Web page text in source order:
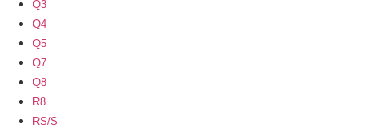
Q3
Q4
Q5
Q7
Q8
R8
RS/S